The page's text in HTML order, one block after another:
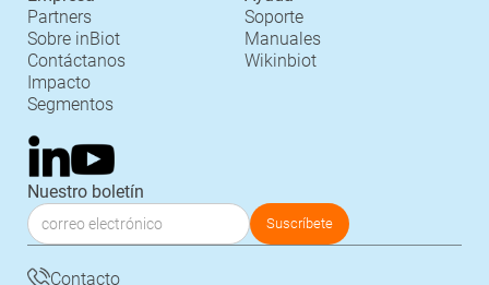
Partners
Sobre inBiot
Contáctanos
Impacto
Segmentos
Soporte
Manuales
Wikinbiot
Nuestro boletín
Contacto